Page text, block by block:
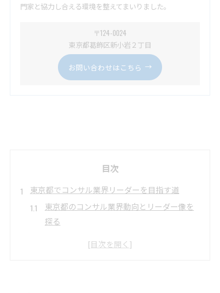
門家と協力し合える環境を整えてまいりました。
〒124-0024
東京都葛飾区新小岩２丁目
お問い合わせはこちら
目次
東京都でコンサル業界リーダーを目指す道
東京都のコンサル業界動向とリーダー像を
探る